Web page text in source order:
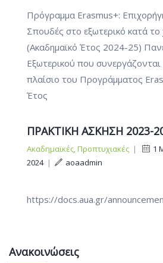
Πρόγραμμα Erasmus+:
Σπουδές στο εξωτερικό κατά το
(Ακαδημαϊκό Έτος 2024-25)
Εξωτερικού που
πλαίσιο του Προγράμματος
Έτος
ΠΡΑΚΤΙΚΗ ΑΣΚΗΣΗ 2023-
Ακαδημαϊκές,Προπτυχιακές |
1
2024| aoaadmin
https://docs.aua.gr/
Ανακοινώσεις